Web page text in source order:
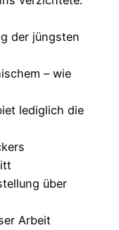
der jüngsten
– wie
lediglich die
über
Arbeit